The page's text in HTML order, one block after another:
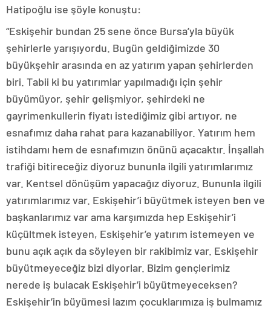
Hatipoğlu ise şöyle konuştu:
“Eskişehir bundan 25 sene önce Bursa’yla büyük
şehirlerle yarışıyordu. Bugün geldiğimizde 30
büyükşehir arasında en az yatırım yapan şehirlerden
biri. Tabii ki bu yatırımlar yapılmadığı için şehir
büyümüyor, şehir gelişmiyor, şehirdeki ne
gayrimenkullerin fiyatı istediğimiz gibi artıyor, ne
esnafımız daha rahat para kazanabiliyor. Yatırım hem
istihdamı hem de esnafımızın önünü açacaktır. İnşallah
trafiği bitireceğiz diyoruz bununla ilgili yatırımlarımız
var. Kentsel dönüşüm yapacağız diyoruz. Bununla ilgili
yatırımlarımız var. Eskişehir’i büyütmek isteyen ben ve
başkanlarımız var ama karşımızda hep Eskişehir’i
küçültmek isteyen, Eskişehir’e yatırım istemeyen ve
bunu açık açık da söyleyen bir rakibimiz var. Eskişehir
büyütmeyeceğiz bizi diyorlar. Bizim gençlerimiz
nerede iş bulacak Eskişehir’i büyütmeyeceksen?
Eskişehir’in büyümesi lazım çocuklarımıza iş bulmamız